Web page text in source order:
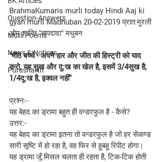
Question-Answers
Murli Poems
News & Notices
Purusharth
BrahmaKumaris murli today Hindi Aaj ki
gyan murli Madhuban 20-02-2019 प्रात:मुरली
ओम् शान्ति "बापदादा" मधुबन
"मीठे बच्चे - अपने हार और जीत की हिस्ट्री को याद
करो, यह सुख और दु:ख का खेल है, इसमें 3/4सुख है,
1/4दु:ख है, इक्वल नहीं''
प्रश्नः-
यह बेहद का ड्रामा बहुत ही वन्डरफुल है - कैसे?
उत्तर:-
यह बेहद का ड्रामा इतना तो वन्डरफुल है जो हर सेकण्ड
सारी सृष्टि में हो रहा है, वह फिर से हूबहू रिपीट होगा।
यह ड्रामा जूँ मिसल चलता ही रहता है, टिक-टिक होती